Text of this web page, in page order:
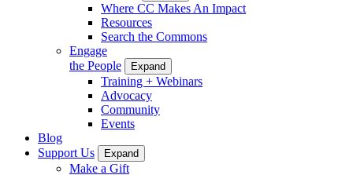
Where CC Makes An Impact
Resources
Search the Commons
Engage
the People
Expand
Training + Webinars
Advocacy
Community
Events
Blog
Support Us
Expand
Make a Gift